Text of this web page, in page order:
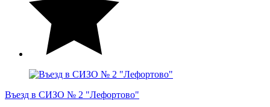
Въезд в СИЗО № 2 "Лефортово"